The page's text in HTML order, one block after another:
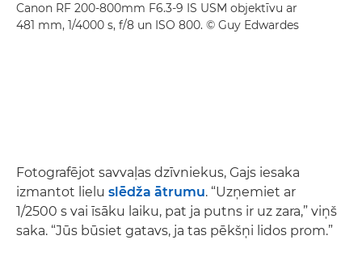
Canon RF 200-800mm F6.3-9 IS USM objektīvu ar
481 mm, 1/4000 s, f/8 un ISO 800. © Guy Edwardes
Fotografējot savvaļas dzīvniekus, Gajs iesaka
izmantot lielu slēdža ātrumu. “Uzņemiet ar
1/2500 s vai īsāku laiku, pat ja putns ir uz zara,” viņš
saka. “Jūs būsiet gatavs, ja tas pēkšņi lidos prom.”